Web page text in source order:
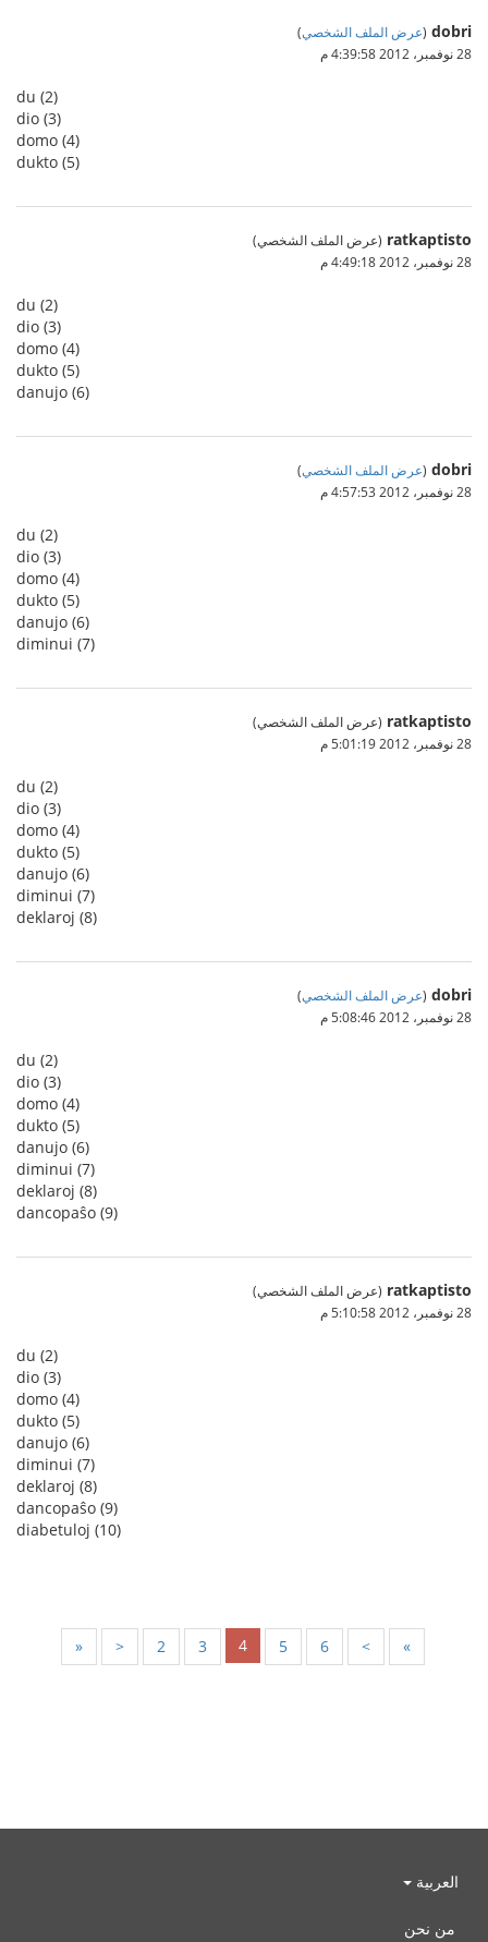
dobri
(عرض الملف الشخصي)
28 نوفمبر، 2012 4:39:58 م
du (2)
dio (3)
domo (4)
dukto (5)
ratkaptisto (عرض الملف الشخصي)
28 نوفمبر، 2012 4:49:18 م
du (2)
dio (3)
domo (4)
dukto (5)
danujo (6)
dobri
(عرض الملف الشخصي)
28 نوفمبر، 2012 4:57:53 م
du (2)
dio (3)
domo (4)
dukto (5)
danujo (6)
diminui (7)
ratkaptisto (عرض الملف الشخصي)
28 نوفمبر، 2012 5:01:19 م
du (2)
dio (3)
domo (4)
dukto (5)
danujo (6)
diminui (7)
deklaroj (8)
dobri
(عرض الملف الشخصي)
28 نوفمبر، 2012 5:08:46 م
du (2)
dio (3)
domo (4)
dukto (5)
danujo (6)
diminui (7)
deklaroj (8)
dancopaŝo (9)
ratkaptisto (عرض الملف الشخصي)
28 نوفمبر، 2012 5:10:58 م
du (2)
dio (3)
domo (4)
dukto (5)
danujo (6)
diminui (7)
deklaroj (8)
dancopaŝo (9)
diabetuloj (10)
« < 2 3 4 5 6 > »
العربية
من نحن